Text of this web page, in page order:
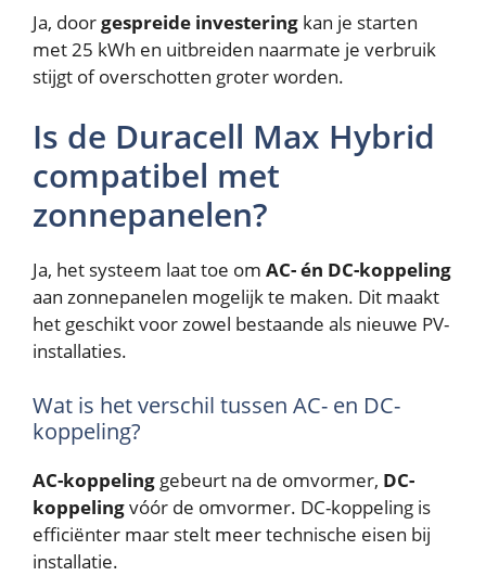
Ja, doorgespreide investering kan je starten
met 25 kWh en uitbreiden naarmate je verbruik
stijgt of overschotten groter worden.
Is de Duracell Max Hybrid
compatibel met
zonnepanelen?
Ja, het systeem laat toe om AC- én DC-koppeling
aan zonnepanelen mogelijk te maken. Dit maakt
het geschikt voor zowel bestaande als nieuwe PV-
installaties.
Wat is het verschil tussen AC- en DC-
koppeling?
AC-koppeling gebeurt na de omvormer, DC-
koppelingvóór de omvormer. DC-koppeling is
efficiënter maar stelt meer technische eisen bij
installatie.